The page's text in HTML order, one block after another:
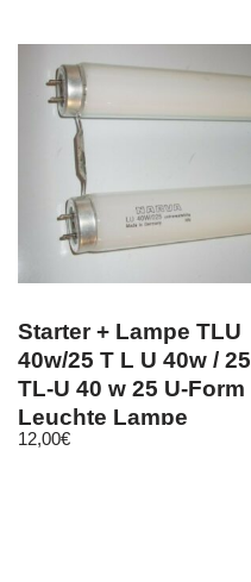
Starter + Lampe TLU
40w/25 T L U 40w / 25
TL-U 40 w 25 U-Form
Leuchte Lampe
12,00€